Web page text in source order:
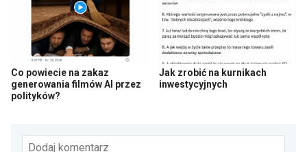
Co powiecie na zakaz
generowania filmów AI przez
polityków?
Jak zrobić na kurnikach
inwestycyjnych
Dodaj komentarz